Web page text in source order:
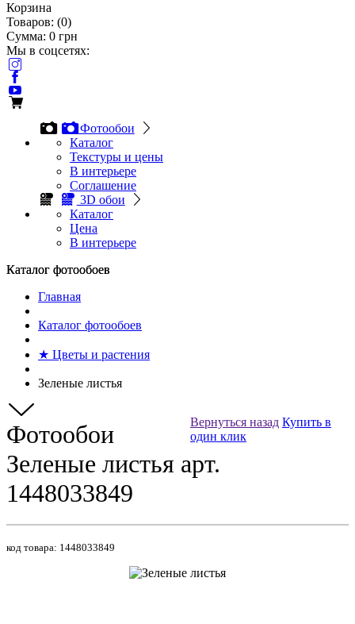
Корзина
Товаров: (0)
Сумма: 0 грн
Мы в соцсетях:
Фотообои
Каталог
Текстуры и цены
В интерьере
Соглашение
3D обои
Каталог
Цена
В интерьере
Каталог фотообоев
Каталог фотообоев
Главная
Каталог фотообоев
★ Цветы и растения
Зеленые листья
Вернуться назад Купить в
один клик
Фотообои
Зеленые листья арт.
1448033849
код товара: 1448033849